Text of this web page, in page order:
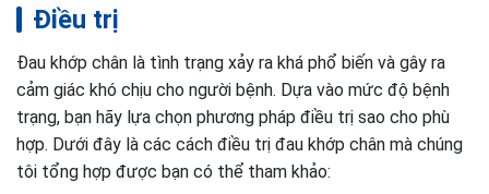
Điều trị
Đau khớp chân là tình trạng xảy ra khá phổ biến và gây ra
cảm giác khó chịu cho người bệnh. Dựa vào mức độ bệnh
trạng, bạn hãy lựa chọn phương pháp điều trị sao cho phù
hợp. Dưới đây là các cách điều trị đau khớp chân mà chúng
tôi tổng hợp được bạn có thể tham khảo: